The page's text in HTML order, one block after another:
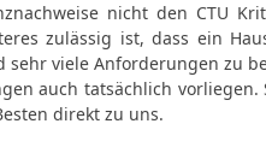
nicht den CTU
zulässig ist, dass ein
sehr viele Anforderungen zu
auch tatsächlich vorliegen.
direkt zu uns.